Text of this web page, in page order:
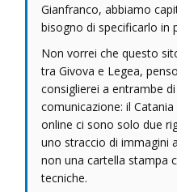
Gianfranco, abbiamo
bisogno di specificarlo in
Non vorrei che questo
tra Givova e Legea,
consiglierei a entrambe
comunicazione: il
online ci sono solo due
uno straccio di immagini
non una cartella stampa
tecniche.